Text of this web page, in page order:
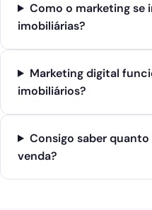
Como o marketing se
imobiliárias?
Marketing digital
imobiliários?
Consigo saber
venda?